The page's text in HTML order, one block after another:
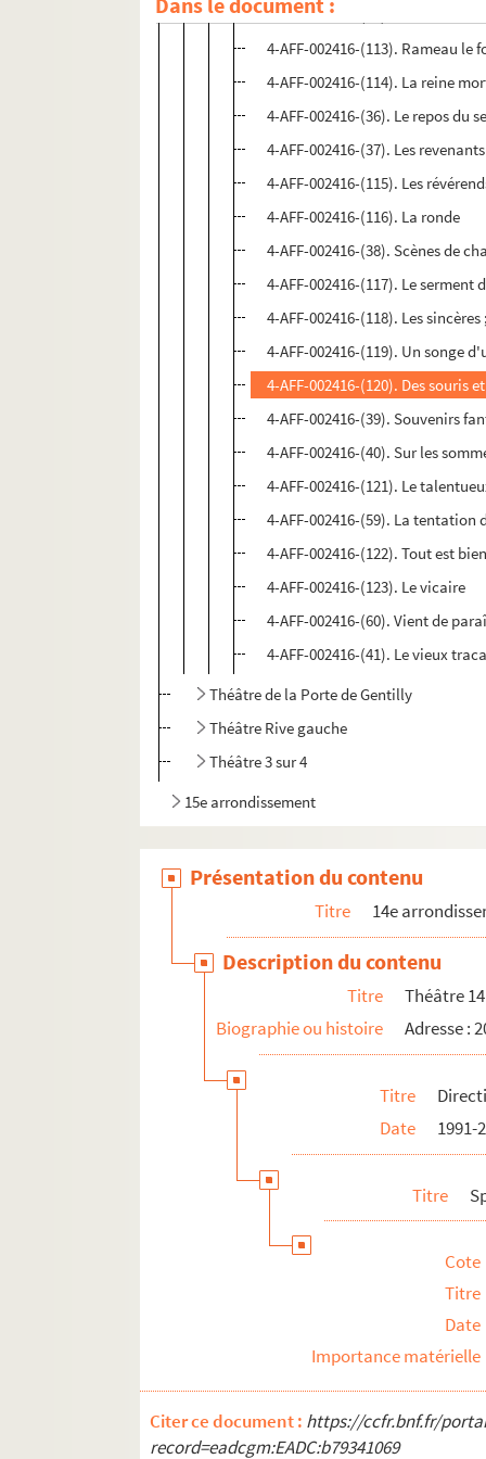
4-AFF-002416-(43). Racine !
4-AFF-002416-(113). Rameau le
4-AFF-002416-(114). La reine
4-AFF-002416-(36). Le repos du
4-AFF-002416-(37). Les revenants
4-AFF-002416-(115). Les
4-AFF-002416-(116). La ronde
4-AFF-002416-(38). Scènes de
4-AFF-002416-(117). Le
4-AFF-002416-(118). Les
4-AFF-002416-(119). Un songe
4-AFF-002416-(120). Des souris
4-AFF-002416-(39). Souvenirs
4-AFF-002416-(40). Sur les
4-AFF-002416-(121). Le
4-AFF-002416-(59). La tentation
4-AFF-002416-(122). Tout est
4-AFF-002416-(123). Le vicaire
4-AFF-002416-(60). Vient de
4-AFF-002416-(41). Le vieux
Théâtre de la Porte de Gentilly
Théâtre Rive gauche
Théâtre 3 sur 4
15e arrondissement
Présentation du contenu
Titre 14e
Description du contenu
Titre
Théâtre
Biographie ou histoire
Adresse :
Titre
Date
1991-
Titre
Cote
Titre
Date
Importance matérielle
Citer ce document : https://ccfr.bnf.fr/
record=eadcgm:EADC:b79341069